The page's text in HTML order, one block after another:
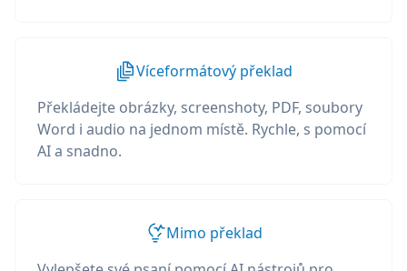
Víceformátový překlad
Překládejte obrázky, screenshoty, PDF, soubory
Word i audio na jednom místě. Rychle, s pomocí
AI a snadno.
Mimo překlad